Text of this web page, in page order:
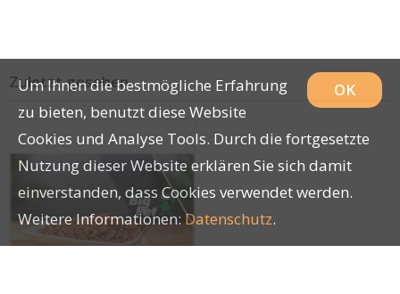
Zuletzt gesehen OK
Um Ihnen die bestmögliche Erfahrung
zu bieten, benutzt diese Website
Cookies und Analyse Tools. Durch die fortgesetzte
Nutzung dieser Website erklären Sie sich damit
einverstanden, dass Cookies verwendet werden.
Weitere Informationen:Datenschutz.